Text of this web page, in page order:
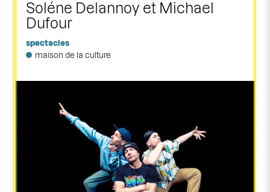
Soléne Delannoy et Michael
Dufour
spectacles
maison de la culture